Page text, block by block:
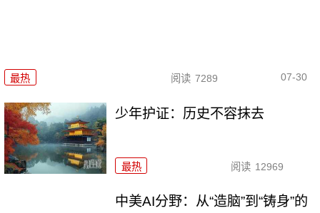
最热 阅读 7289 07-30
少年护证：历史不容抹去
最热 阅读 12969
中美AI分野：从“造脑”到“铸身”的